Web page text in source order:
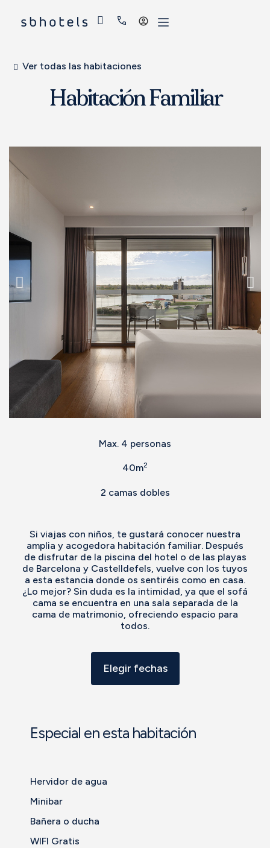
Acceder
Ver todas las habitaciones
Habitación Familiar
Max. 4 personas
40m2
2 camas dobles
Si viajas con niños, te gustará conocer nuestra
amplia y acogedora habitación familiar. Después
de disfrutar de la piscina del hotel o de las playas
de Barcelona y Castelldefels, vuelve con los tuyos
a esta estancia donde os sentiréis como en casa.
¿Lo mejor? Sin duda es la intimidad, ya que el sofá
cama se encuentra en una sala separada de la
cama de matrimonio, ofreciendo espacio para
todos.
Elegir fechas
Especial en esta habitación
Hervidor de agua
Minibar
Bañera o ducha
WIFI Gratis